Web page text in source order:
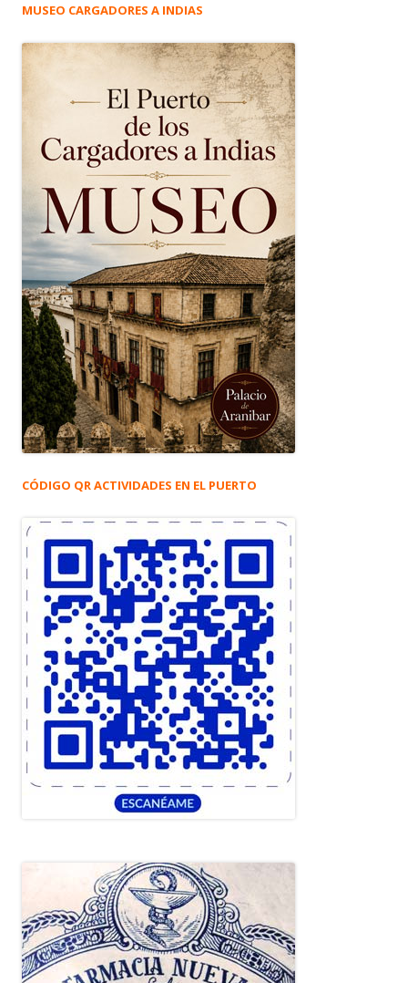
MUSEO CARGADORES A INDIAS
CÓDIGO QR ACTIVIDADES EN EL PUERTO